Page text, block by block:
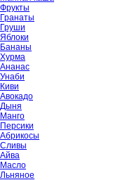
Фрукты
Гранаты
Груши
Яблоки
Бананы
Хурма
Ананас
Унаби
Киви
Авокадо
Дыня
Манго
Персики
Абрикосы
Сливы
Айва
Масло
Льняное